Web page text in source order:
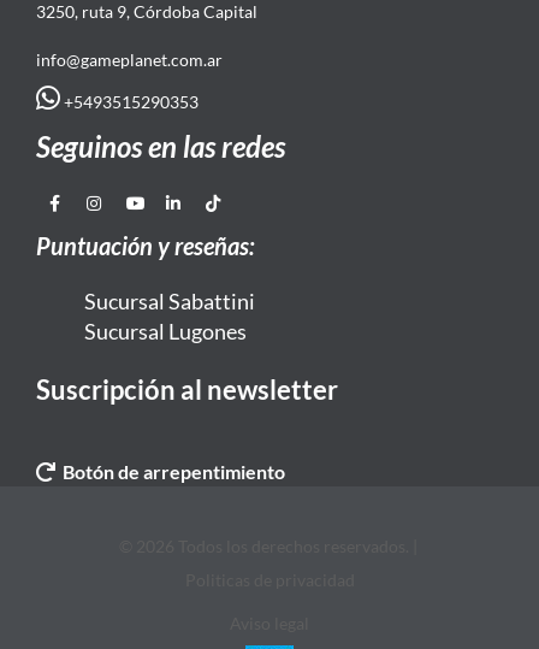
3250, ruta 9, Córdoba Capital
info@gameplanet.com.ar
+5493515290353
Seguinos en las redes
Puntuación y reseñas:
Sucursal Sabattini
Sucursal Lugones
Suscripción al newsletter
Botón de arrepentimiento